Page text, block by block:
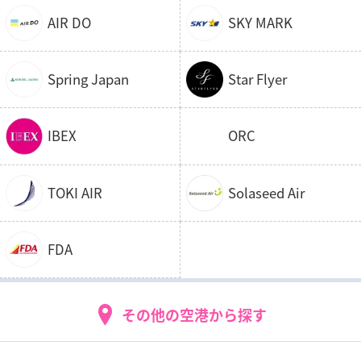
AIR DO SKY MARK
Spring Japan Star Flyer
IBEX ORC
TOKI AIR Solaseed Air
FDA
その他の空港から探す